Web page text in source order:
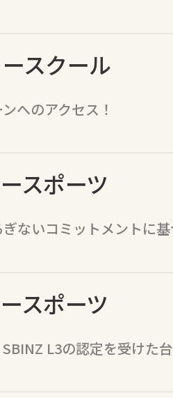
スクール
へのアクセス！
スポーツ
ないコミットメントに
スポーツ
L3の認定を受けた